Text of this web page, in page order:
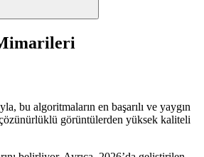
bu algoritmaların en başarılı ve yaygın
görüntülerden yüksek kaliteli